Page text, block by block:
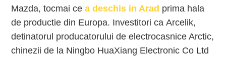
Mazda, tocmai cea deschis in Arad prima hala
de productie din Europa. Investitori ca Arcelik,
detinatorul producatorului de electrocasnice Arctic,
chinezii de la Ningbo HuaXiang Electronic Co Ltd